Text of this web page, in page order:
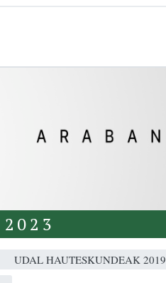
UDAL HAUTESKUNDEAK 2019